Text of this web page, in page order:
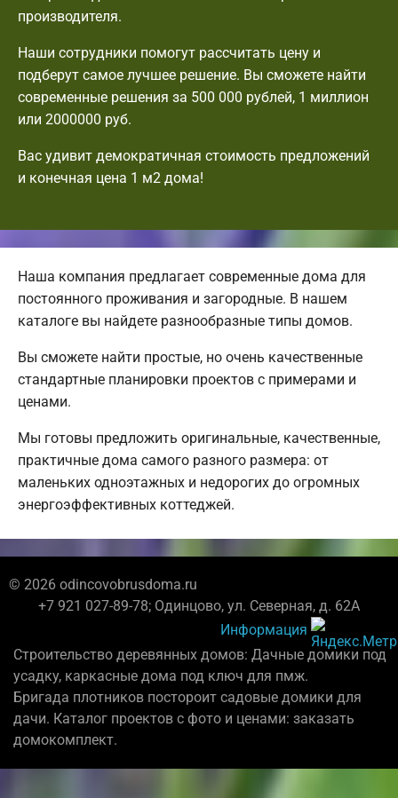
производителя.
Наши сотрудники помогут рассчитать цену и
подберут самое лучшее решение. Вы сможете найти
современные решения за 500 000 рублей, 1 миллион
или 2000000 руб.
Вас удивит демократичная стоимость предложений
и конечная цена 1 м2 дома!
Наша компания предлагает современные дома для
постоянного проживания и загородные. В нашем
каталоге вы найдете разнообразные типы домов.
Вы сможете найти простые, но очень качественные
стандартные планировки проектов с примерами и
ценами.
Мы готовы предложить оригинальные, качественные,
практичные дома самого разного размера: от
маленьких одноэтажных и недорогих до огромных
энергоэффективных коттеджей.
© 2026 odincovobrusdoma.ru
+7 921 027-89-78; Одинцово, ул. Северная, д. 62А
Информация
Строительство деревянных домов: Дачные домики под
усадку, каркасные дома под ключ для пмж.
Бригада плотников постороит садовые домики для
дачи. Каталог проектов с фото и ценами: заказать
домокомплект.